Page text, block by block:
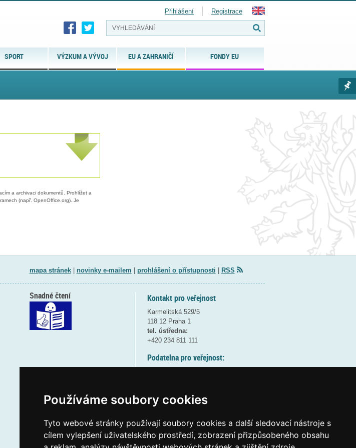
Používáme soubory cookies
Tyto webové stránky používají soubory cookies a další sledovací nástroje s
cílem vylepšení uživatelského prostředí, zobrazení přizpůsobeného obsahu
SPORT VÝZKUM A VÝVOJ EU A ZAHRANIČÍ FONDY EU
Přihlášení Registrace
a archivaci dokumentů. Prohlížet a
(např. OpenOffice.org). Je
mapa stránek| novinky e-mailem prohlášení o přístupnosti RSS
Kontakt pro veřejnost
Karmelitská 529/5
118 12 Praha 1
tel. ústředna:
+420 234 811 111
Podatelna pro veřejnost:
(více informací
Elektronická podatelna:
Snadné čtení